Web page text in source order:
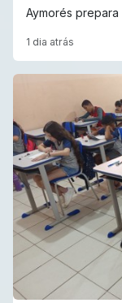
Aymorés
1 dia atrás